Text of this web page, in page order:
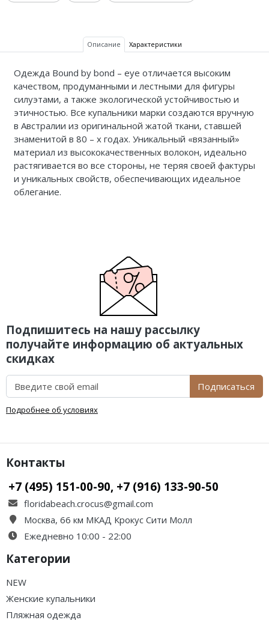
Описание Характеристики
Одежда Bound by bond – eye отличается высоким
качеством, продуманными и лестными для фигуры
силуэтами, а также экологической устойчивостью и
этичностью. Все купальники марки создаются вручную
в Австралии из оригинальной жатой ткани, ставшей
знаменитой в 80 – х годах. Уникальный «вязанный»
материал из высококачественных волокон, идеально
растягивается во все стороны, не теряя своей фактуры
и уникальных свойств, обеспечивающих идеальное
облегание.
Подпишитесь на нашу рассылку
получайте информацию об актуальных
скидках
Подписаться
Подробнее об условиях
Контакты
+7 (495) 151-00-90, +7 (916) 133-90-50
floridabeach.crocus@gmail.com
Москва, 66 км МКАД Крокус Сити Молл
Ежедневно 10:00 - 22:00
Категории
NEW
Женские купальники
Пляжная одежда